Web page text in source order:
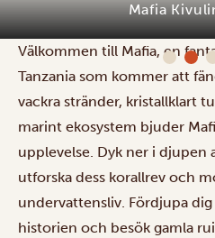
Mafia
Välkommen till Mafia, en
Tanzania som kommer att
vackra stränder, kristallklart
marint ekosystem bjuder
upplevelse. Dyk ner i djupen
utforska dess korallrev och
undervattensliv. Fördjupa
historien och besök gamla